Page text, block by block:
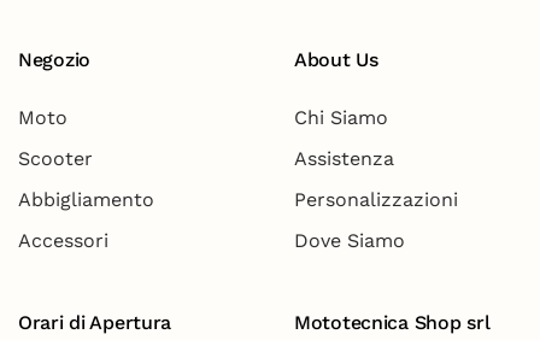
Negozio
Moto
Scooter
Abbigliamento
Accessori
About Us
Chi Siamo
Assistenza
Personalizzazioni
Dove Siamo
Orari di Apertura Mototecnica Shop srl